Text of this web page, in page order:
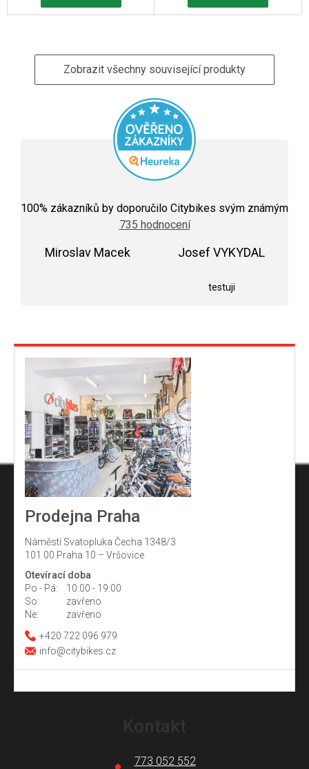
Zobrazit všechny související produkty
hodnocení
obchodu
je
100% zákazníků by doporučilo Citybikes svým známým
735 hodnocení
Miroslav Macek Josef VYKYDAL
testuji
Prodejna Praha
Náměstí Svatopluka Čecha 1348/3
101 00 Praha 10 – Vršovice
Otevírací doba
Po - Pá:
10:00 - 19:00
So:
zavřeno
Ne:
zavřeno
+420 722 096 979
info@citybikes.cz
773 052 552